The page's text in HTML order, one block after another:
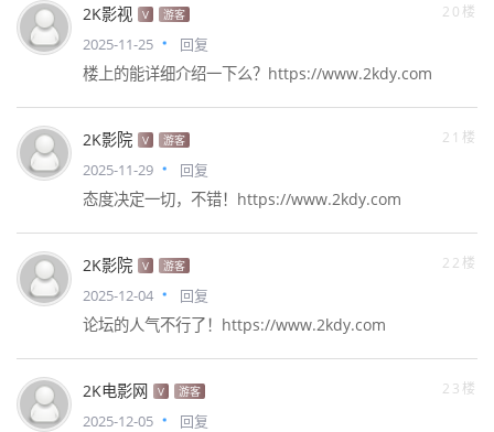
2K影视 V 游客 20楼
2025-11-25 回复
楼上的能详细介绍一下么？https://www.2kdy.com
2K影院 V 游客 21楼
2025-11-29 回复
态度决定一切，不错！https://www.2kdy.com
2K影院 V 游客 22楼
2025-12-04 回复
论坛的人气不行了！https://www.2kdy.com
2K电影网 V 游客 23楼
2025-12-05 回复